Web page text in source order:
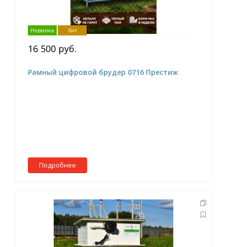
Новинка Хит
16 500 руб.
Рамный цифровой брудер 0716 Престиж
Подробнее